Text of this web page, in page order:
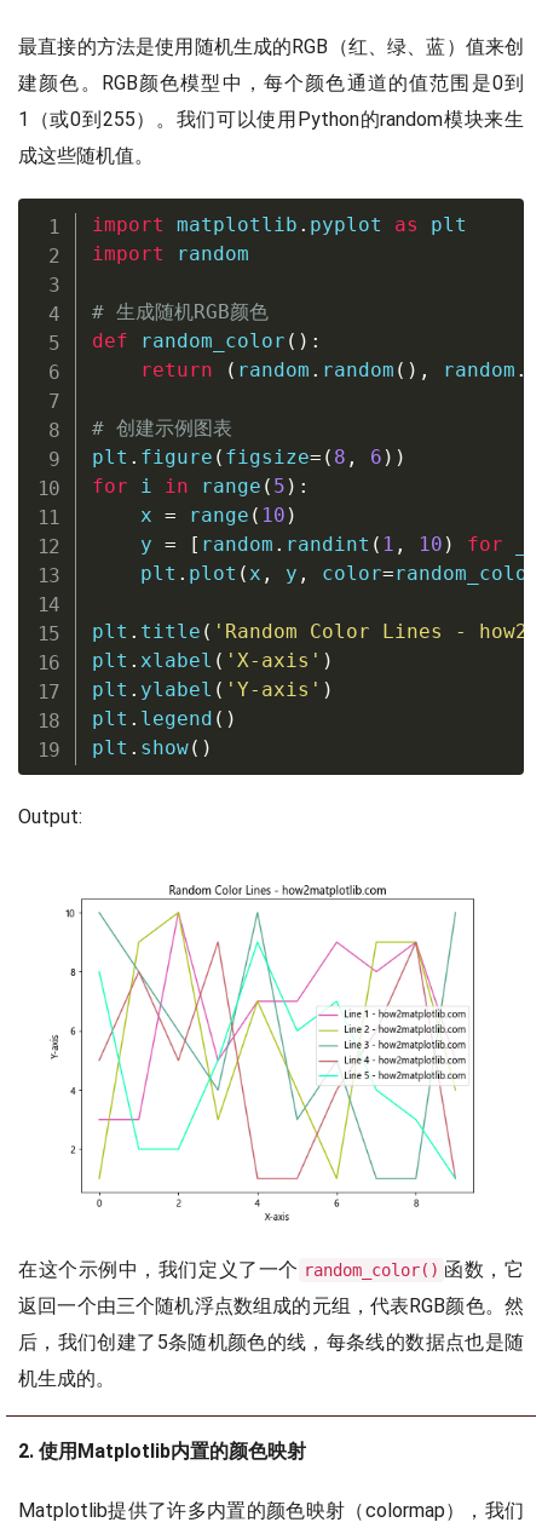
最直接的方法是使用随机生成的RGB（红、绿、蓝）值来创
建颜色。RGB颜色模型中，每个颜色通道的值范围是0到
1（或0到255）。我们可以使用Python的random模块来生
成这些随机值。
import matplotlib . pyplot as
import random
# 生成随机RGB颜色
def
random_color ( ) :
return
( random . random ( ) , random .
# 创建示例图表
plt . figure ( figsize= ( 8 , 6 ) )
for i in range ( 5 ) :
    x
= range ( 10 )
    y
= [ random . randint ( 1 , 10 ) for
    plt
. plot ( x , y , color=random_color
plt . title ( 'Random Color Lines -
plt . xlabel ( 'X-axis' )
plt . ylabel ( 'Y-axis' )
plt . legend ( )
plt . show( )
Output:
在这个示例中，我们定义了一个 random_color() 函数，它
返回一个由三个随机浮点数组成的元组，代表RGB颜色。然
后，我们创建了5条随机颜色的线，每条线的数据点也是随
机生成的。
2. 使用Matplotlib内置的颜色映射
Matplotlib提供了许多内置的颜色映射（colormap），我们